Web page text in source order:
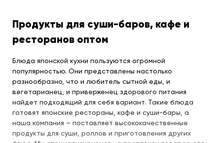
Продукты для суши-баров, кафе и
ресторанов оптом
Блюда японской кухни пользуются огромной
популярностью. Они представлены настолько
разнообразно, что и любитель сытной еды, и
вегетарианец, и приверженец здорового питания
найдет подходящий для себя вариант. Такие блюда
готовят японские рестораны, кафе и суши-бары, а
наша компания – поставляет высококачественные
продукты для суши, роллов и приготовления других